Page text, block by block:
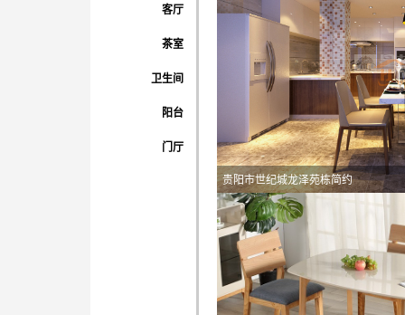
客厅
茶室
卫生间
阳台
门厅
贵阳市世纪城龙泽苑栋简约